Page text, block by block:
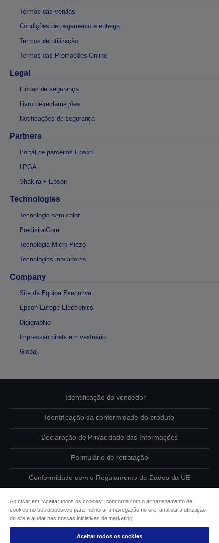
Termos das vendas
Condições de pagamento e entrega
Termos de utilização
Termos das Promoções Online
Legal
Fichas de segurança
Livro de reclamações
Notificações de segurança
Partners
Portal de parceiros Epson
LPGA
Shakira + Epson
Technologies
Tecnologia sem calor
PrecisionCore
Tecnologia Micro Piezo
Tecnologias inovadoras
Company
Site da Equipa Executiva
Epson Europe Electronics
Digigraphie
Impressão direta em vestuário
Global
Identificação do vendedor
Identificação da conformidade do produto
Declaração de Privacidade das Informações
Formulário de retratação
Conformidade com o Regulamento de Dados da UE
Informações sobre cookies
Compromisso da Epson para com a acessibilidade
Ao clicar em "Aceitar todos os cookies", concorda com o armazenamento de
cookies no seu dispositivo para melhorar a navegação no site, analisar a utilização
do site e ajudar nas nossas iniciativas de marketing.
Aceitar todos os cookies